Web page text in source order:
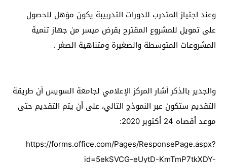
وعند اجتياز المتدرب للدورات التدربيبة يكون مؤهل للحصول
على تمويل للمشروع المقترح بقرض ميسر من جهاز تنمية
المشروعات المتوسطة والصغيرة ومتناهية الصغر .
والجدير بالذكر أشار المركز الإعلامي لجامعة السويس أن طريقة
التقديم ستكون عبر النموذج التالي، على أن يتم التقديم حتى
موعد أقصاه 24 أكتوبر 2020:
https://forms.office.com/Pages/ResponsePage.aspx?
id=5ekSVCG-eUytD-KmTmP7tkXDY-